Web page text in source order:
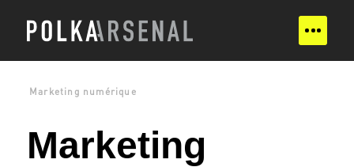
Marketing numérique
Marketing